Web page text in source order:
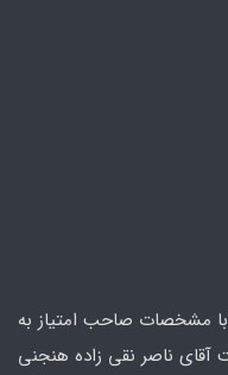
انتشارات کتابخانه فرهنگ در سال 1378 با مشخصات صاحب امتیاز به
آقای ناصر نقی زاده هنجنی